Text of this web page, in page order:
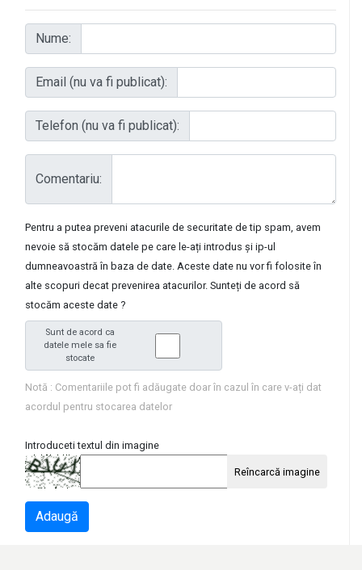
Nume:
Email (nu va fi publicat):
Telefon (nu va fi publicat):
Comentariu:
Pentru a putea preveni atacurile de securitate de tip spam, avem
nevoie să stocăm datele pe care le-ați introdus și ip-ul
dumneavoastră în baza de date. Aceste date nu vor fi folosite în
alte scopuri decat prevenirea atacurilor. Sunteți de acord să
stocăm aceste date ?
Sunt de acord ca
datele mele sa fie
stocate
Notă : Comentariile pot fi adăugate doar în cazul în care v-ați dat
acordul pentru stocarea datelor
Introduceti textul din imagine
Reîncarcă imagine
Adaugă